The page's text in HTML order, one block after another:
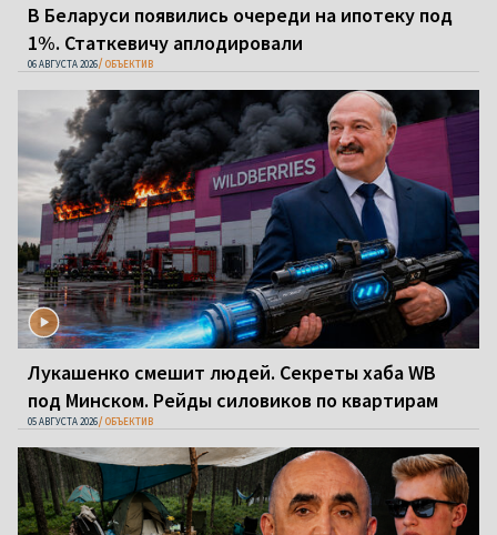
В Беларуси появились очереди на ипотеку под
1%. Статкевичу аплодировали
06 АВГУСТА 2026 ОБЪЕКТИВ
Лукашенко смешит людей. Секреты хаба WB
под Минском. Рейды силовиков по квартирам
05 АВГУСТА 2026 ОБЪЕКТИВ